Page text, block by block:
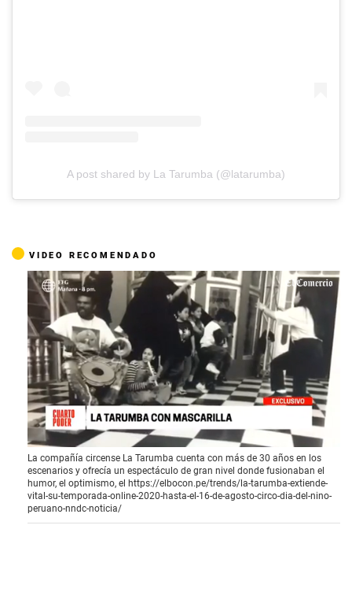
A post shared by La Tarumba (@latarumba)
VIDEO RECOMENDADO
0
s
e
c
o
n
d
La compañía circense La Tarumba cuenta con más de 30 años en los
escenarios y ofrecía un espectáculo de gran nivel donde fusionaban el
humor, el optimismo, el https://elbocon.pe/trends/la-tarumba-extiende-
vital-su-temporada-online-2020-hasta-el-16-de-agosto-circo-dia-del-nino-
peruano-nndc-noticia/